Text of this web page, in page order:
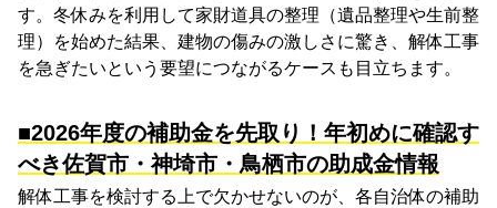
す。冬休みを利用して家財道具の整理（遺品整理や生前整
理）を始めた結果、建物の傷みの激しさに驚き、解体工事
を急ぎたいという要望につながるケースも目立ちます。
■2026年度の補助金を先取り！年初めに確認す
べき佐賀市・神埼市・鳥栖市の助成金情報
解体工事を検討する上で欠かせないのが、各自治体の補助